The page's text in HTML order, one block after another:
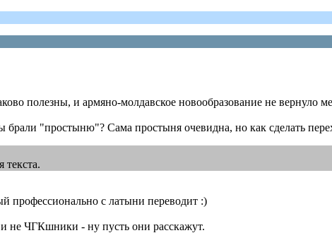
полезны, и армяно-молдавское новообразование не вернуло
"простыню"? Сама простыня очевидна, но как сделать
текста.
профессионально с латыни переводит :)
не ЧГКшники - ну пусть они расскажут.